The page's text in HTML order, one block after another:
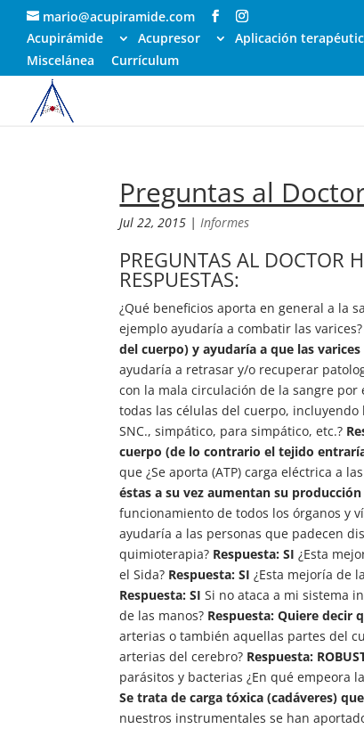
mario@acupiramide.com
Acupirámide
Acupresor Aplicación
Miscelánea
Currículum
Preguntas al
Jul 22, 2015 |Informes
PREGUNTAS AL DOCTOR
RESPUESTAS:
¿Qué beneficios aporta en general a la
ejemplo ayudaría a combatir las varices?
del cuerpo) y ayudaría a que las
ayudaría a retrasar y/o recuperar
con la mala circulación de la sangre por
todas las células del cuerpo,
SNC., simpático, para simpático, etc.?
cuerpo (de lo contrario el tejido
que ¿Se aporta (ATP) carga eléctrica a
éstas a su vez aumentan su
funcionamiento de todos los órganos y
ayudaría a las personas que padecen
quimioterapia? Respuesta: SI ¿Esta
el Sida? Respuesta: SI ¿Esta mejoría de
Respuesta: SI Si no ataca a mi sistema
de las manos? Respuesta: Quiere decir
arterias o también aquellas partes del
arterias del cerebro? Respuesta:
parásitos y bacterias ¿En qué empeora
Se trata de carga tóxica (cadáveres)
nuestros instrumentales se han